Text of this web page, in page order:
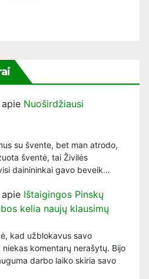
apie Nuoširdžiausi
su švente, bet man atrodo,
šventė, tai Živilės
dainininkai gavo beveik…
apie Ištaigingos Pinskų
kelia naujų klausimų
kad užblokavus savo
niekas komentarų nerašytų. Bijo
darbo laiko skiria savo